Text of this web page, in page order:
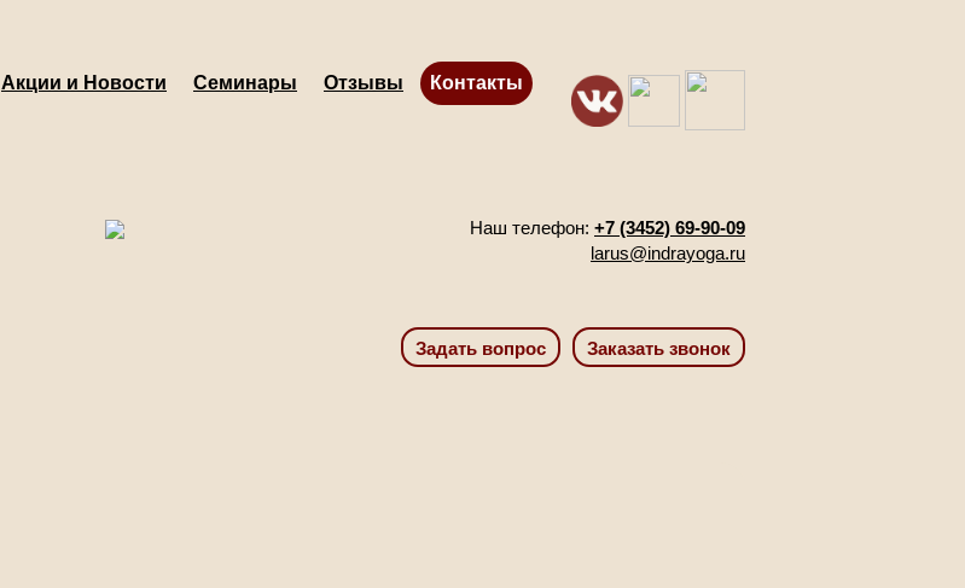
Акции и Новости Семинары Отзывы Контакты
Наш телефон: +7 (3452) 69-90-09
larus@indrayoga.ru